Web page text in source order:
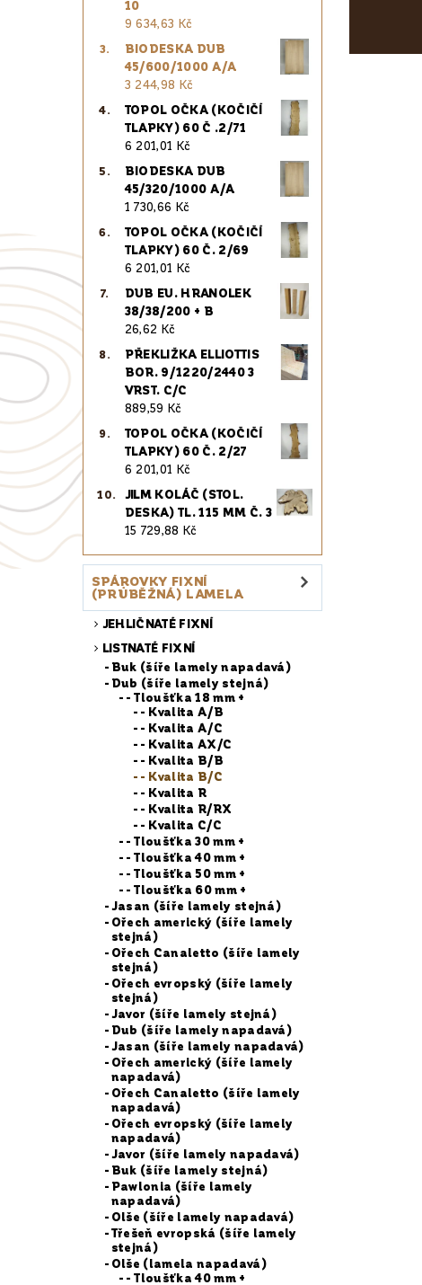
10
9 634,63 Kč
BIODESKA DUB
45/600/1000 A/A
3 244,98 Kč
TOPOL OČKA (KOČIČÍ
TLAPKY) 60 Č .2/71
6 201,01 Kč
BIODESKA DUB
45/320/1000 A/A
1 730,66 Kč
TOPOL OČKA (KOČIČÍ
TLAPKY) 60 Č. 2/69
6 201,01 Kč
DUB EU. HRANOLEK
38/38/200 + B
26,62 Kč
PŘEKLIŽKA ELLIOTTIS
BOR. 9/1220/2440 3
VRST. C/C
889,59 Kč
TOPOL OČKA (KOČIČÍ
TLAPKY) 60 Č. 2/27
6 201,01 Kč
JILM KOLÁČ (STOL.
DESKA) TL. 115 MM Č. 3
15 729,88 Kč
SPÁROVKY FIXNÍ
(PRŮBĚŽNÁ) LAMELA
JEHLIČNATÉ FIXNÍ
LISTNATÉ FIXNÍ
Buk (šíře lamely napadavá)
Dub (šíře lamely stejná)
- Tloušťka 18 mm +
- Kvalita A/B
- Kvalita A/C
- Kvalita AX/C
- Kvalita B/B
- Kvalita B/C
- Kvalita R
- Kvalita R/RX
- Kvalita C/C
- Tloušťka 30 mm +
- Tloušťka 40 mm +
- Tloušťka 50 mm +
- Tloušťka 60 mm +
Jasan (šíře lamely stejná)
Ořech americký (šíře lamely
stejná)
Ořech Canaletto (šíře lamely
stejná)
Ořech evropský (šíře lamely
stejná)
Javor (šíře lamely stejná)
Dub (šíře lamely napadavá)
Jasan (šíře lamely napadavá)
Ořech americký (šíře lamely
napadavá)
Ořech Canaletto (šíře lamely
napadavá)
Ořech evropský (šíře lamely
napadavá)
Javor (šíře lamely napadavá)
Buk (šíře lamely stejná)
Pawlonia (šíře lamely
napadavá)
Olše (šíře lamely napadavá)
Třešeň evropská (šíře lamely
stejná)
Olše (lamela napadavá)
- Tloušťka 40 mm +